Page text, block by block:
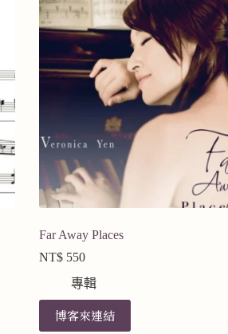
Far Away Places
NT$ 550
專輯
博客來連結